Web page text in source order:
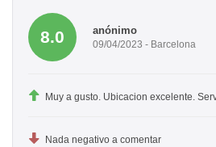
8.0 anónimo
09/04/2023 - Barcelona
Muy a gusto. Ubicacion excelente.
Nada negativo a comentar